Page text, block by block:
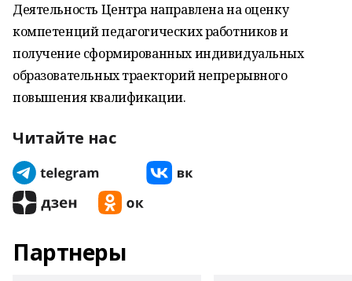
Деятельность Центра направлена на оценку
компетенций педагогических работников и
получение сформированных индивидуальных
образовательных траекторий непрерывного
повышения квалификации.
Читайте нас
Партнеры